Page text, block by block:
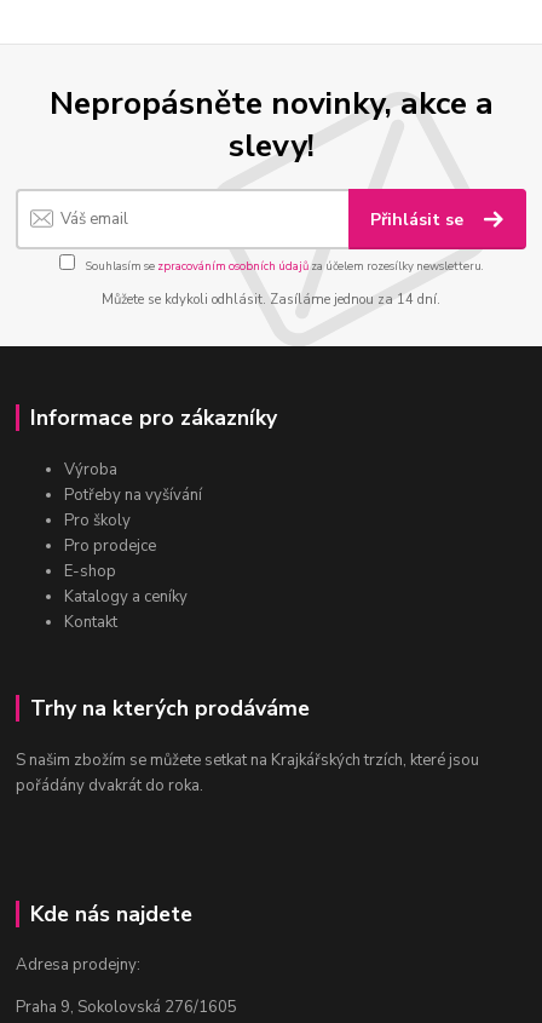
Nepropásněte novinky, akce a
slevy!
Přihlásit se
Souhlasím se zpracováním osobních údajůza účelem rozesílky newsletteru.
Můžete se kdykoli odhlásit. Zasíláme jednou za 14 dní.
Informace pro zákazníky
Výroba
Potřeby na vyšívání
Pro školy
Pro prodejce
E-shop
Katalogy a ceníky
Kontakt
Trhy na kterých prodáváme
S našim zbožím se můžete setkat na Krajkářských trzích, které jsou
pořádány dvakrát do roka.
Kde nás najdete
Adresa prodejny:
Praha 9, Sokolovská 276/1605